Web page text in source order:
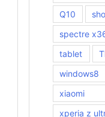
Q10
spectre
tablet
windows8
xiaomi
xperia z